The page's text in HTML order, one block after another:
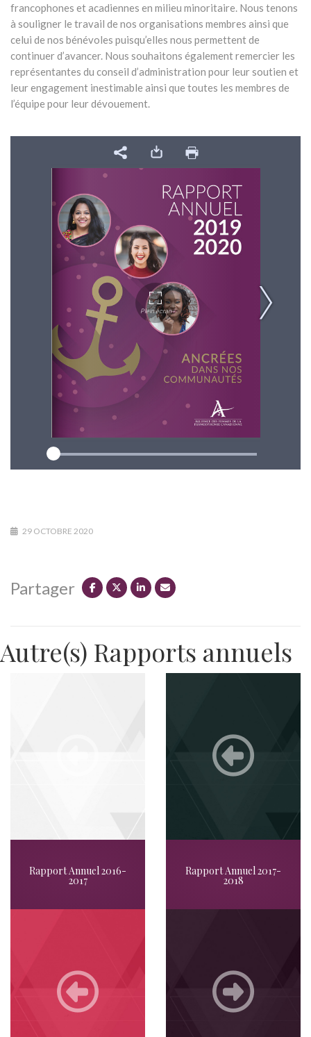
francophones et acadiennes en milieu minoritaire. Nous tenons
à souligner le travail de nos organisations membres ainsi que
celui de nos bénévoles puisqu’elles nous permettent de
continuer d’avancer. Nous souhaitons également remercier les
représentantes du conseil d’administration pour leur soutien et
leur engagement inestimable ainsi que toutes les membres de
l’équipe pour leur dévouement.
29 OCTOBRE 2020
Partager
Autre(s) Rapports annuels
Rapport Annuel 2016-
2017
Rapport Annuel 2017-
2018